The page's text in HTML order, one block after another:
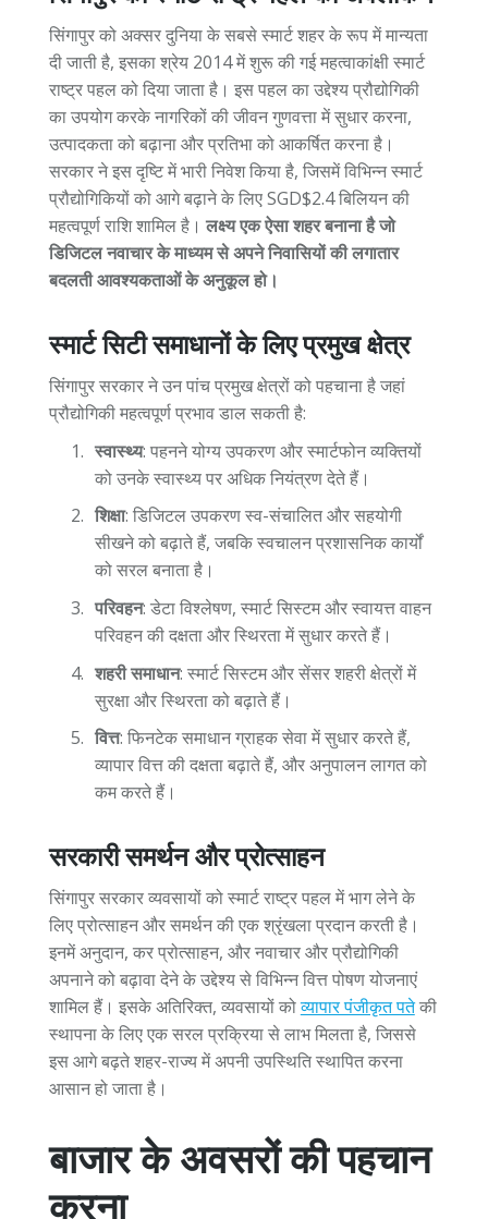
सिंगापुर को अक्सर दुनिया के सबसे स्मार्ट शहर के रूप में मान्यता
दी जाती है, इसका श्रेय 2014 में शुरू की गई महत्वाकांक्षी स्मार्ट
राष्ट्र पहल को दिया जाता है। इस पहल का उद्देश्य प्रौद्योगिकी
का उपयोग करके नागरिकों की जीवन गुणवत्ता में सुधार करना,
उत्पादकता को बढ़ाना और प्रतिभा को आकर्षित करना है।
सरकार ने इस दृष्टि में भारी निवेश किया है, जिसमें विभिन्न स्मार्ट
प्रौद्योगिकियों को आगे बढ़ाने के लिए SGD$2.4 बिलियन की
महत्वपूर्ण राशि शामिल है।लक्ष्य एक ऐसा शहर बनाना है जो
डिजिटल नवाचार के माध्यम से अपने निवासियों की लगातार
बदलती आवश्यकताओं के अनुकूल हो।
स्मार्ट सिटी समाधानों के लिए प्रमुख क्षेत्र
सिंगापुर सरकार ने उन पांच प्रमुख क्षेत्रों को पहचाना है जहां
प्रौद्योगिकी महत्वपूर्ण प्रभाव डाल सकती है:
स्वास्थ्य: पहनने योग्य उपकरण और स्मार्टफोन व्यक्तियों
को उनके स्वास्थ्य पर अधिक नियंत्रण देते हैं।
शिक्षा: डिजिटल उपकरण स्व-संचालित और सहयोगी
सीखने को बढ़ाते हैं, जबकि स्वचालन प्रशासनिक कार्यों
को सरल बनाता है।
परिवहन: डेटा विश्लेषण, स्मार्ट सिस्टम और स्वायत्त वाहन
परिवहन की दक्षता और स्थिरता में सुधार करते हैं।
शहरी समाधान: स्मार्ट सिस्टम और सेंसर शहरी क्षेत्रों में
सुरक्षा और स्थिरता को बढ़ाते हैं।
वित्त: फिनटेक समाधान ग्राहक सेवा में सुधार करते हैं,
व्यापार वित्त की दक्षता बढ़ाते हैं, और अनुपालन लागत को
कम करते हैं।
सरकारी समर्थन और प्रोत्साहन
सिंगापुर सरकार व्यवसायों को स्मार्ट राष्ट्र पहल में भाग लेने के
लिए प्रोत्साहन और समर्थन की एक श्रृंखला प्रदान करती है।
इनमें अनुदान, कर प्रोत्साहन, और नवाचार और प्रौद्योगिकी
अपनाने को बढ़ावा देने के उद्देश्य से विभिन्न वित्त पोषण योजनाएं
शामिल हैं। इसके अतिरिक्त, व्यवसायों कोव्यापार पंजीकृत पतेकी
स्थापना के लिए एक सरल प्रक्रिया से लाभ मिलता है, जिससे
इस आगे बढ़ते शहर-राज्य में अपनी उपस्थिति स्थापित करना
आसान हो जाता है।
बाजार के अवसरों की पहचान
करना